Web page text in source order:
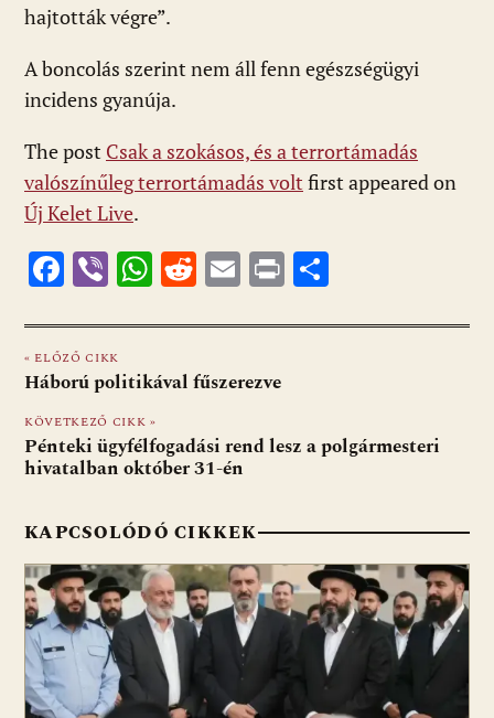
hajtották végre”.
A boncolás szerint nem áll fenn egészségügyi
incidens gyanúja.
The post Csak a szokásos, és a terrortámadás
valószínűleg terrortámadás volt first appeared on
Új Kelet Live.
F
e
b
o
o
k
Vi
er
W
at
s
A
p
p
R
d
di
E
ai
l
Pr
t za
g
« ELŐZŐ CIKK
Háború politikával fűszerezve
KÖVETKEZŐ CIKK »
Pénteki ügyfélfogadási rend lesz a polgármesteri
hivatalban október 31-én
KAPCSOLÓDÓ CIKKEK